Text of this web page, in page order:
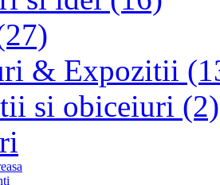
& Expozitii
si obiceiuri (2)